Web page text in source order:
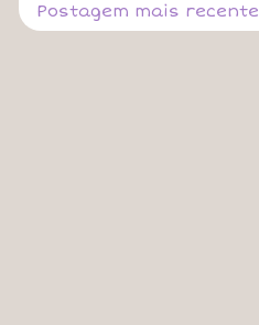
Postagem mais recente